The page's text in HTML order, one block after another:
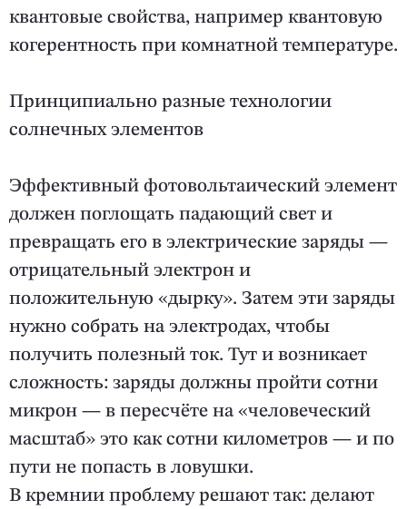
квантовые свойства, например квантовую
когерентность при комнатной температуре.
Принципиально разные технологии
солнечных элементов
Эффективный фотовольтаический элемент
должен поглощать падающий свет и
превращать его в электрические заряды —
отрицательный электрон и
положительную «дырку». Затем эти заряды
нужно собрать на электродах, чтобы
получить полезный ток. Тут и возникает
сложность: заряды должны пройти сотни
микрон — в пересчёте на «человеческий
масштаб» это как сотни километров — и по
пути не попасть в ловушки.
В кремнии проблему решают так: делают